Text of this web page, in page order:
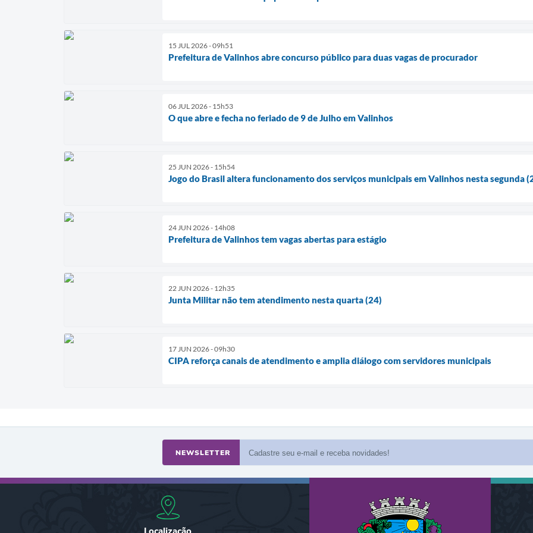
15 JUL 2026 - 09h51
Prefeitura de Valinhos abre concurso público para duas vagas de procurador
06 JUL 2026 - 15h53
O que abre e fecha no feriado de 9 de Julho em Valinhos
25 JUN 2026 - 15h54
Jogo do Brasil altera funcionamento dos serviços municipais em Valinhos nesta segunda
24 JUN 2026 - 14h08
Prefeitura de Valinhos tem vagas abertas para estágio
22 JUN 2026 - 12h35
Junta Militar não tem atendimento nesta quarta (24)
17 JUN 2026 - 09h30
CIPA reforça canais de atendimento e amplia diálogo com servidores municipais
NEWSLETTER